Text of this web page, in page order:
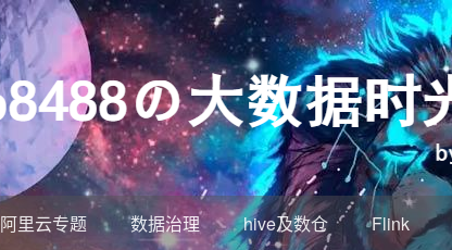
阿里云专题 数据治理 hive及数仓 Flink